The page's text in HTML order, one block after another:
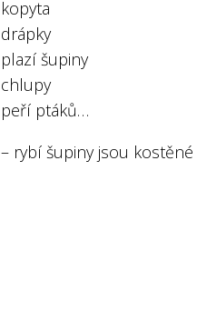
kopyta
drápky
plazí šupiny
chlupy
peří ptáků…
– rybí šupiny jsou kostěné